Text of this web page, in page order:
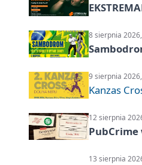
8 sierpnia
9 sierpnia
Kanzas
12 sierpnia
PubCrime
13 sierpnia